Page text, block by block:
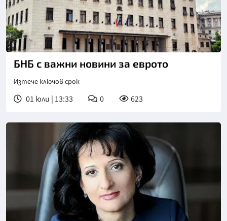
БНБ с важни новини за еврото
Изтече ключов срок
01 юли | 13:33 0 623